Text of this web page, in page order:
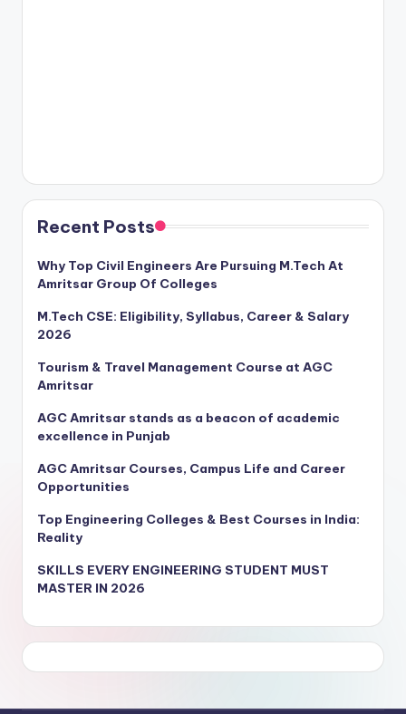
Recent Posts
Why Top Civil Engineers Are Pursuing M.Tech At
Amritsar Group Of Colleges
M.Tech CSE: Eligibility, Syllabus, Career & Salary
2026
Tourism & Travel Management Course at AGC
Amritsar
AGC Amritsar stands as a beacon of academic
excellence in Punjab
AGC Amritsar Courses, Campus Life and Career
Opportunities
Top Engineering Colleges & Best Courses in India:
Reality
SKILLS EVERY ENGINEERING STUDENT MUST
MASTER IN 2026